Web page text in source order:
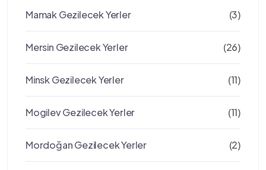
Mamak Gezilecek Yerler (3)
Mersin Gezilecek Yerler (26)
Minsk Gezilecek Yerler (11)
Mogilev Gezilecek Yerler (11)
Mordoğan Gezilecek Yerler (2)